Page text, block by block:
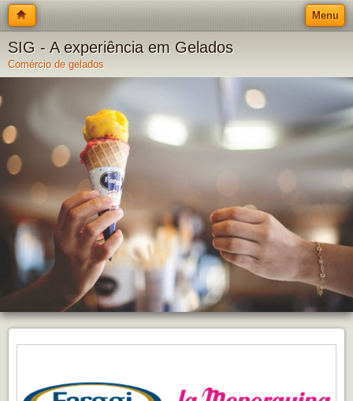
Menu
SIG - A experiência em Gelados
Comércio de gelados